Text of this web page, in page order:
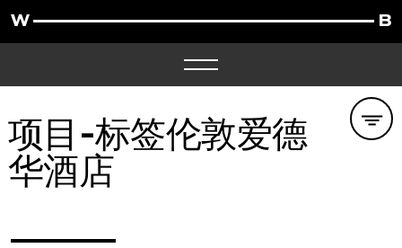
项目-标签伦敦爱德
华酒店